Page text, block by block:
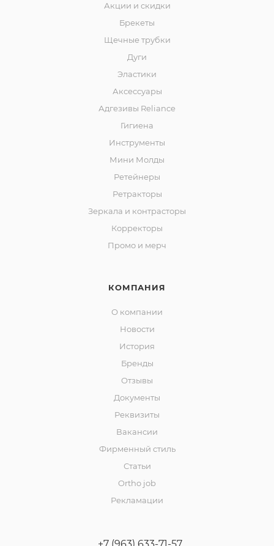
Акции и скидки
Брекеты
Щечные трубки
Дуги
Эластики
Аксессуары
Адгезивы Reliance
Гигиена
Инструменты
Мини Молды
Ретейнеры
Ретракторы
Зеркала и контраcторы
Корректоры
Промо и мерч
КОМПАНИЯ
О компании
Новости
История
Бренды
Отзывы
Документы
Реквизиты
Вакансии
Фирменный стиль
Статьи
Ortho job
Рекламации